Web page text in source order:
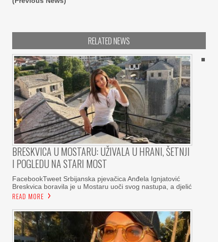
RELATED NEWS
BRESKVICA U MOSTARU: UŽIVALA U HRANI, ŠETNJI
I POGLEDU NA STARI MOST
FacebookTweet Srbijanska pjevačica Anđela Ignjatović
Breskvica boravila je u Mostaru uoči svog nastupa, a djelić
READ MORE